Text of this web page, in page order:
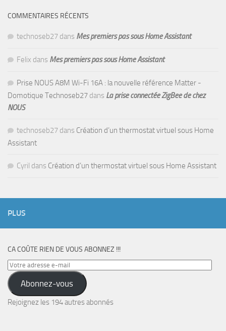
COMMENTAIRES RÉCENTS
technoseb27 dans Mes premiers pas sous Home Assistant
Felix dans Mes premiers pas sous Home Assistant
Prise NOUS A8M Wi-Fi 16A : la nouvelle référence Matter -
Domotique Technoseb27 dans La prise connectée ZigBee de chez
NOUS
technoseb27 dans Création d’un thermostat virtuel sous Home
Assistant
Cyril dans Création d’un thermostat virtuel sous Home Assistant
PLUS
CA COÛTE RIEN DE VOUS ABONNEZ !!!
Votre
adresse
e-
mail
Abonnez-vous
Rejoignez les 194 autres abonnés